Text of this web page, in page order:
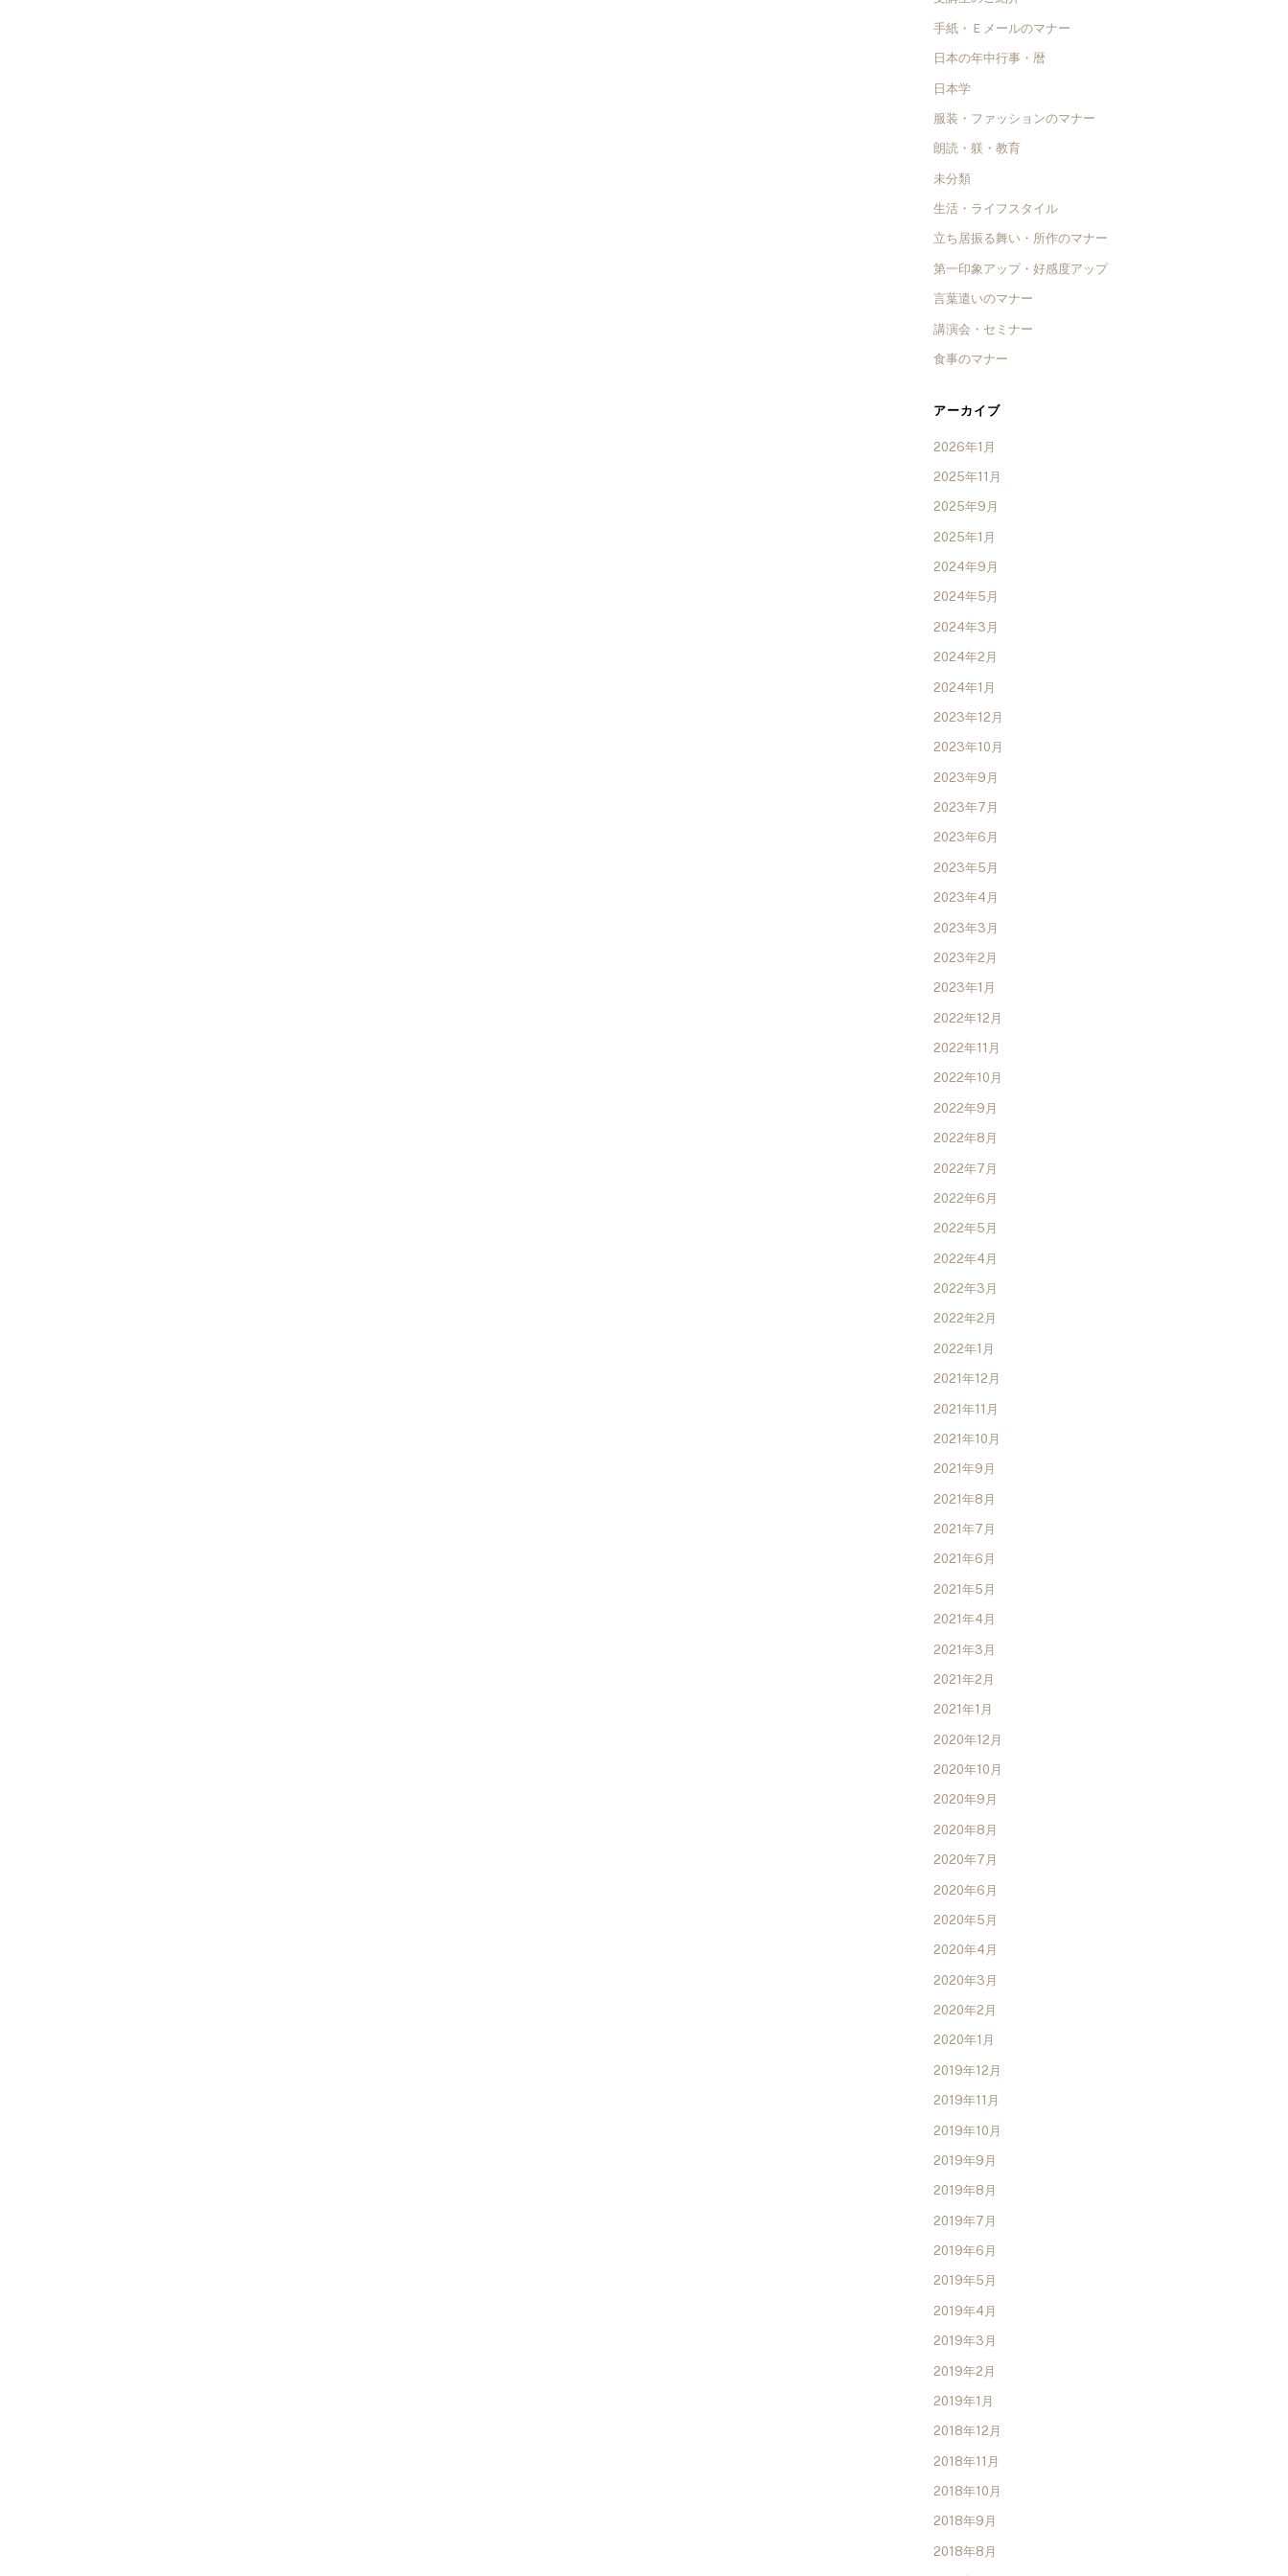
手紙・Ｅメールのマナー
日本の年中行事・暦
日本学
服装・ファッションのマナー
朗読・躾・教育
未分類
生活・ライフスタイル
立ち居振る舞い・所作のマナー
第一印象アップ・好感度アップ
言葉遣いのマナー
講演会・セミナー
食事のマナー
アーカイブ
2026年1月
2025年11月
2025年9月
2025年1月
2024年9月
2024年5月
2024年3月
2024年2月
2024年1月
2023年12月
2023年10月
2023年9月
2023年7月
2023年6月
2023年5月
2023年4月
2023年3月
2023年2月
2023年1月
2022年12月
2022年11月
2022年10月
2022年9月
2022年8月
2022年7月
2022年6月
2022年5月
2022年4月
2022年3月
2022年2月
2022年1月
2021年12月
2021年11月
2021年10月
2021年9月
2021年8月
2021年7月
2021年6月
2021年5月
2021年4月
2021年3月
2021年2月
2021年1月
2020年12月
2020年10月
2020年9月
2020年8月
2020年7月
2020年6月
2020年5月
2020年4月
2020年3月
2020年2月
2020年1月
2019年12月
2019年11月
2019年10月
2019年9月
2019年8月
2019年7月
2019年6月
2019年5月
2019年4月
2019年3月
2019年2月
2019年1月
2018年12月
2018年11月
2018年10月
2018年9月
2018年8月